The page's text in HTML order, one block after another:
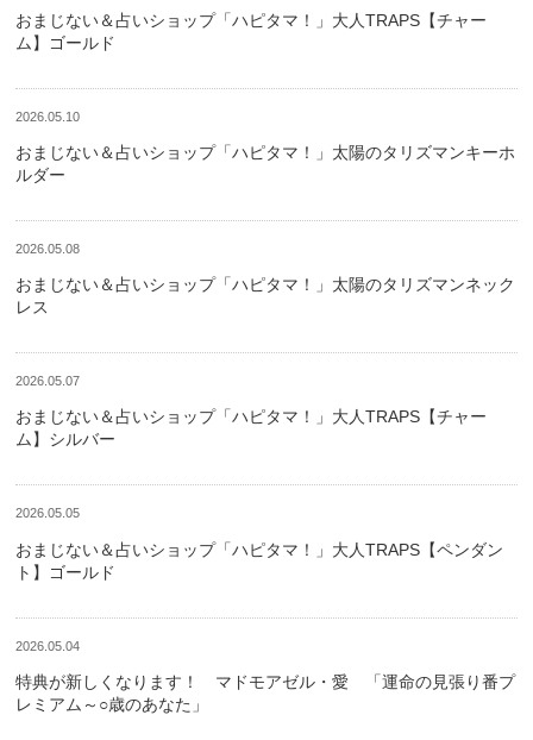
おまじない＆占いショップ「ハピタマ！」大人TRAPS【チャー
ム】ゴールド
2026.05.10
おまじない＆占いショップ「ハピタマ！」太陽のタリズマンキーホ
ルダー
2026.05.08
おまじない＆占いショップ「ハピタマ！」太陽のタリズマンネック
レス
2026.05.07
おまじない＆占いショップ「ハピタマ！」大人TRAPS【チャー
ム】シルバー
2026.05.05
おまじない＆占いショップ「ハピタマ！」大人TRAPS【ペンダン
ト】ゴールド
2026.05.04
特典が新しくなります！ マドモアゼル・愛 「運命の見張り番プ
レミアム～○歳のあなた」